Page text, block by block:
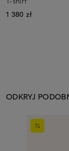
1 380 zł
ODKRYJ